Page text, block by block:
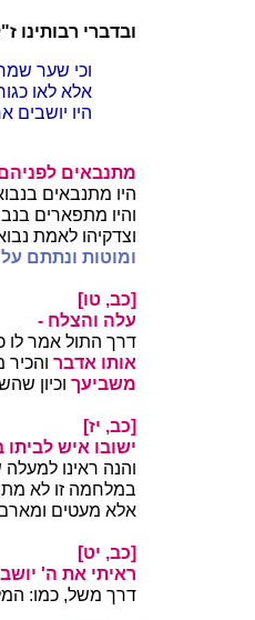
ובדברי רבותינו
וכי שער
אלא לאו
היו יושבים
מתנבאים
היו מתנבאים
והיו מתפארים
וצדקיהו לאמת
ומוטות ונתתם
[כב, טו]
עלה והצלח -
דרך התול אמר לו
אותו אדבר והכיר
משביעך וכיון
[כב, יז]
ישובו איש
והנה ראינו
במלחמה זו לא
אלא מעטים ומארם
[כב, יט]
ראיתי את ה'
דרך משל, כמו: